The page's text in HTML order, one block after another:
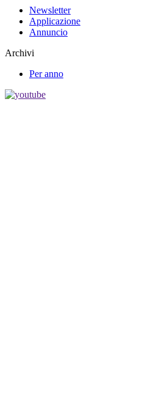
Newsletter
Applicazione
Annuncio
Archivi
Per anno